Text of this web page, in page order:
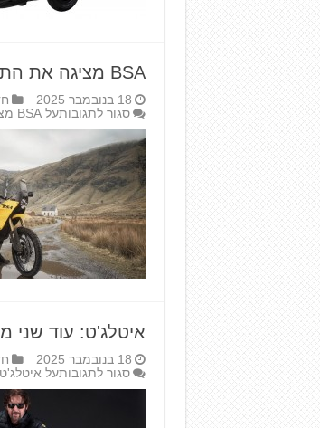
BSA מציגה את הת'אנדרבולט – בייבי־אדוונצ'ר
18 בנובמבר 2025
סגור לתגובותעל BSA מציגה את הת'אנדרבולט – בייבי־אדוונצ'ר
איטלג'ט: עוד שני
18 בנובמבר 2025
סגור לתגובותעל